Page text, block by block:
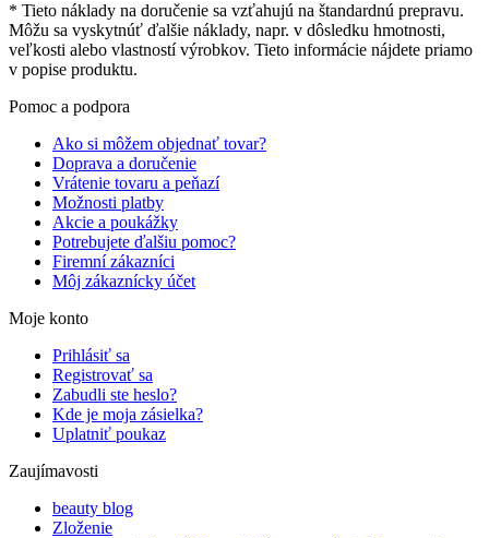
* Tieto náklady na doručenie sa vzťahujú na štandardnú prepravu.
Môžu sa vyskytnúť ďalšie náklady, napr. v dôsledku hmotnosti,
veľkosti alebo vlastností výrobkov. Tieto informácie nájdete priamo
v popise produktu.
Pomoc a podpora
Ako si môžem objednať tovar?
Doprava a doručenie
Vrátenie tovaru a peňazí
Možnosti platby
Akcie a poukážky
Potrebujete ďalšiu pomoc?
Firemní zákazníci
Môj zákaznícky účet
Moje konto
Prihlásiť sa
Registrovať sa
Zabudli ste heslo?
Kde je moja zásielka?
Uplatniť poukaz
Zaujímavosti
beauty blog
Zloženie